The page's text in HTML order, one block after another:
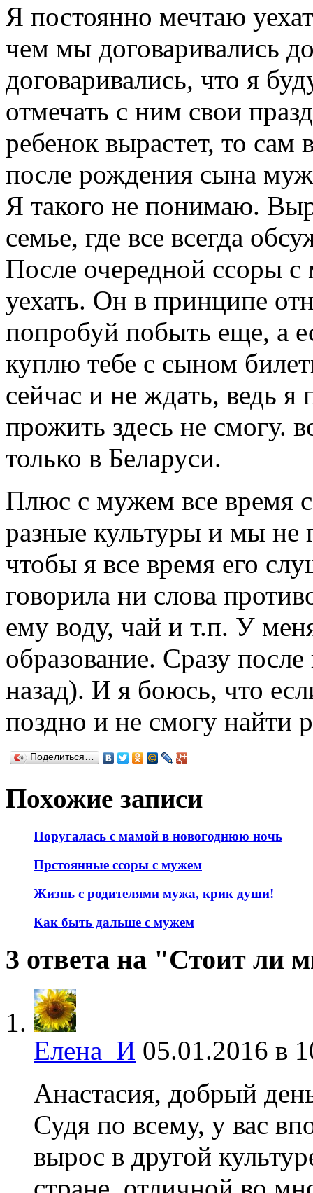
Я постоянно мечтаю
чем мы договаривались
договаривались, что я
отмечать с ним свои
ребенок вырастет, то
после рождения сына
Я такого не понимаю.
семье, где все всегда
После очередной ссоры с
уехать. Он в принципе
попробуй побыть еще, а
куплю тебе с сыном
сейчас и не ждать, ведь
прожить здесь не смогу.
только в Беларуси.
Плюс с мужем все время
разные культуры и мы не
чтобы я все время его
говорила ни слова
ему воду, чай и т.п. У
образование. Сразу
назад). И я боюсь, что
поздно и не смогу найти
Поделиться…
Похожие записи
Поругалась с мамой в новогоднюю ночь
Прстоянные ссоры с мужем
Жизнь с родителями мужа, крик души!
Как быть дальше с мужем
3 ответа на "Стоит ли
Елена_И 05.01.2016 в
Анастасия, добрый
Судя по всему, у вас
вырос в другой